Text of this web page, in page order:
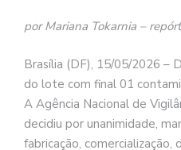
por Mariana Tokarnia –
Brasília (DF), 15/05/2026 –
do lote com final 01
A Agência Nacional de
decidiu por unanimidade,
fabricação, comercialização,